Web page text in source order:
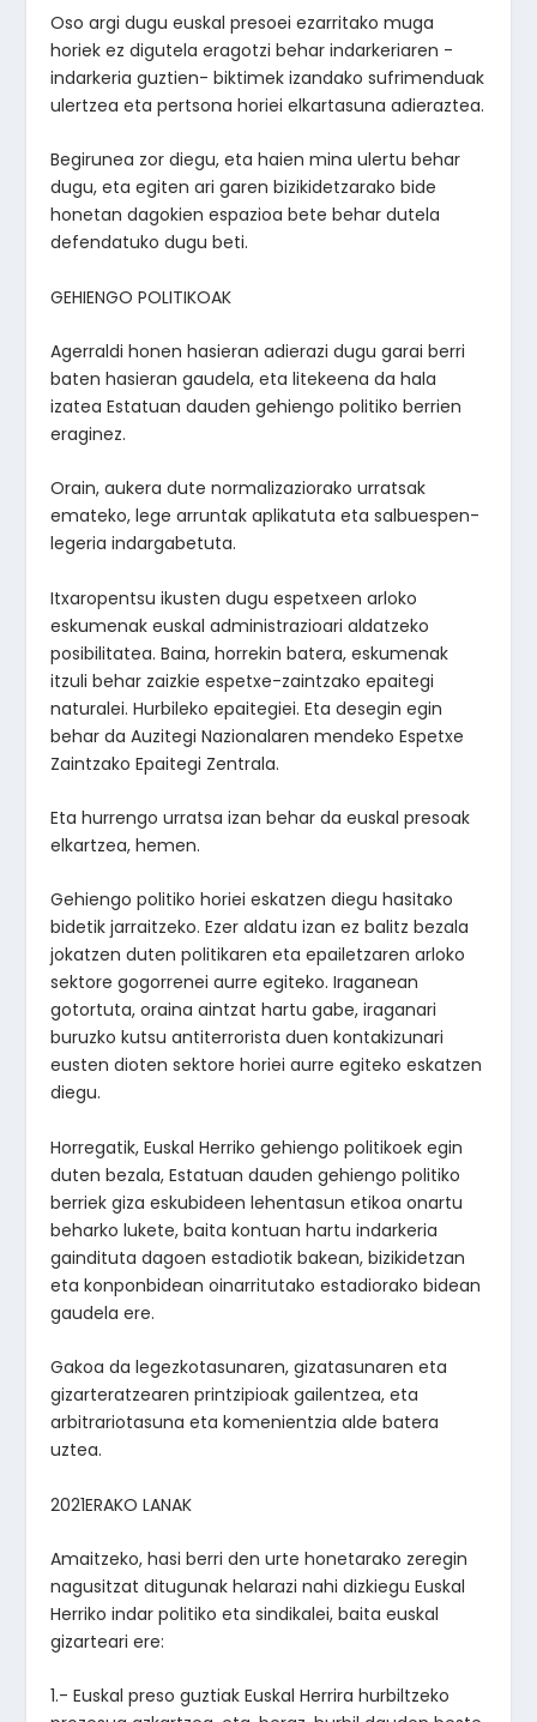
Oso argi dugu euskal presoei ezarritako muga
horiek ez digutela eragotzi behar indarkeriaren -
indarkeria guztien- biktimek izandako sufrimenduak
ulertzea eta pertsona horiei elkartasuna adieraztea.
Begirunea zor diegu, eta haien mina ulertu behar
dugu, eta egiten ari garen bizikidetzarako bide
honetan dagokien espazioa bete behar dutela
defendatuko dugu beti.
GEHIENGO POLITIKOAK
Agerraldi honen hasieran adierazi dugu garai berri
baten hasieran gaudela, eta litekeena da hala
izatea Estatuan dauden gehiengo politiko berrien
eraginez.
Orain, aukera dute normalizaziorako urratsak
emateko, lege arruntak aplikatuta eta salbuespen-
legeria indargabetuta.
Itxaropentsu ikusten dugu espetxeen arloko
eskumenak euskal administrazioari aldatzeko
posibilitatea. Baina, horrekin batera, eskumenak
itzuli behar zaizkie espetxe-zaintzako epaitegi
naturalei. Hurbileko epaitegiei. Eta desegin egin
behar da Auzitegi Nazionalaren mendeko Espetxe
Zaintzako Epaitegi Zentrala.
Eta hurrengo urratsa izan behar da euskal presoak
elkartzea, hemen.
Gehiengo politiko horiei eskatzen diegu hasitako
bidetik jarraitzeko. Ezer aldatu izan ez balitz bezala
jokatzen duten politikaren eta epailetzaren arloko
sektore gogorrenei aurre egiteko. Iraganean
gotortuta, oraina aintzat hartu gabe, iraganari
buruzko kutsu antiterrorista duen kontakizunari
eusten dioten sektore horiei aurre egiteko eskatzen
diegu.
Horregatik, Euskal Herriko gehiengo politikoek egin
duten bezala, Estatuan dauden gehiengo politiko
berriek giza eskubideen lehentasun etikoa onartu
beharko lukete, baita kontuan hartu indarkeria
gaindituta dagoen estadiotik bakean, bizikidetzan
eta konponbidean oinarritutako estadiorako bidean
gaudela ere.
Gakoa da legezkotasunaren, gizatasunaren eta
gizarteratzearen printzipioak gailentzea, eta
arbitrariotasuna eta komenientzia alde batera
uztea.
2021ERAKO LANAK
Amaitzeko, hasi berri den urte honetarako zeregin
nagusitzat ditugunak helarazi nahi dizkiegu Euskal
Herriko indar politiko eta sindikalei, baita euskal
gizarteari ere:
1.- Euskal preso guztiak Euskal Herrira hurbiltzeko